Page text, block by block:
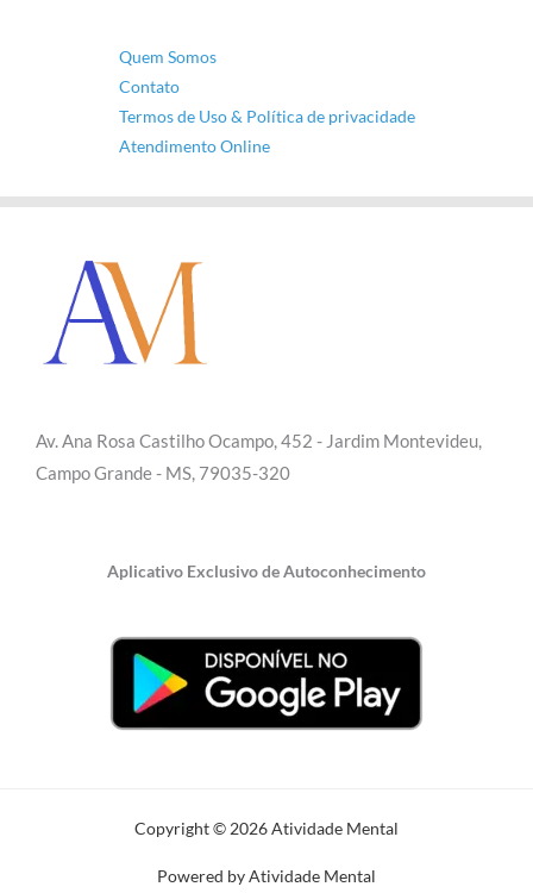
Quem Somos
Contato
Termos de Uso & Política de privacidade
Atendimento Online
Av. Ana Rosa Castilho Ocampo, 452 - Jardim Montevideu,
Campo Grande - MS, 79035-320
Aplicativo Exclusivo de Autoconhecimento
Copyright © 2026 Atividade Mental
Powered by Atividade Mental